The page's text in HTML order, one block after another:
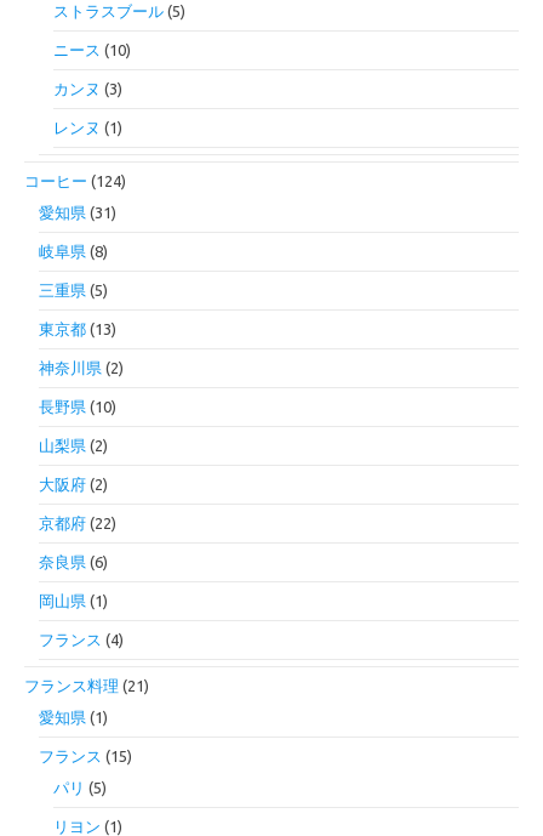
ストラスブール (5)
ニース (10)
カンヌ (3)
レンヌ (1)
コーヒー (124)
愛知県 (31)
岐阜県 (8)
三重県 (5)
東京都 (13)
神奈川県 (2)
長野県 (10)
山梨県 (2)
大阪府 (2)
京都府 (22)
奈良県 (6)
岡山県 (1)
フランス (4)
フランス料理 (21)
愛知県 (1)
フランス (15)
パリ (5)
リヨン (1)